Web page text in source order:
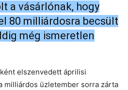
a vásárlónak, hogy
80 milliárdosra becsült
még ismeretlen
elszenvedett áprilisi
milliárdos üzletember sorra zárta